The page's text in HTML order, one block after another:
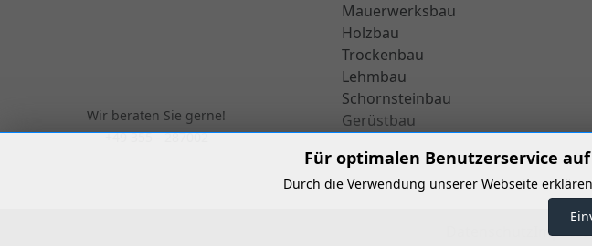
Wir beraten Sie gerne!
+49 355 - 287002
Mauerwerksbau
Holzbau
Trockenbau
Lehmbau
Schornsteinbau
Gerüstbau
Für optimalen Benutzerservice
Durch die Verwendung unserer Webseite